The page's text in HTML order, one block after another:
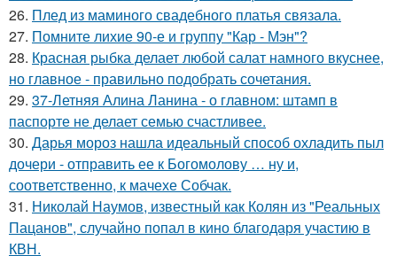
26. Плед из маминого свадебного платья связала.
27. Помните лихие 90-е и группу "Кар - Мэн"?
28. Красная рыбка делает любой салат намного вкуснее,
но главное - правильно подобрать сочетания.
29. 37-Летняя Алина Ланина - о главном: штамп в
паспорте не делает семью счастливее.
30. Дарья мороз нашла идеальный способ охладить пыл
дочери - отправить ее к Богомолову … ну и,
соответственно, к мачехе Собчак.
31. Николай Наумов, известный как Колян из "Реальных
Пацанов", случайно попал в кино благодаря участию в
КВН.